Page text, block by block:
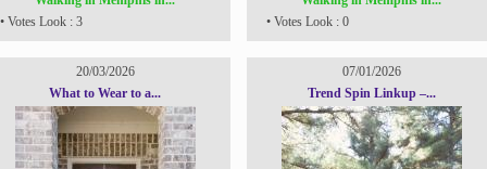
• Votes Look : 3
• Votes Look : 0
20/03/2026
What to Wear to a...
07/01/2026
Trend Spin Linkup –...